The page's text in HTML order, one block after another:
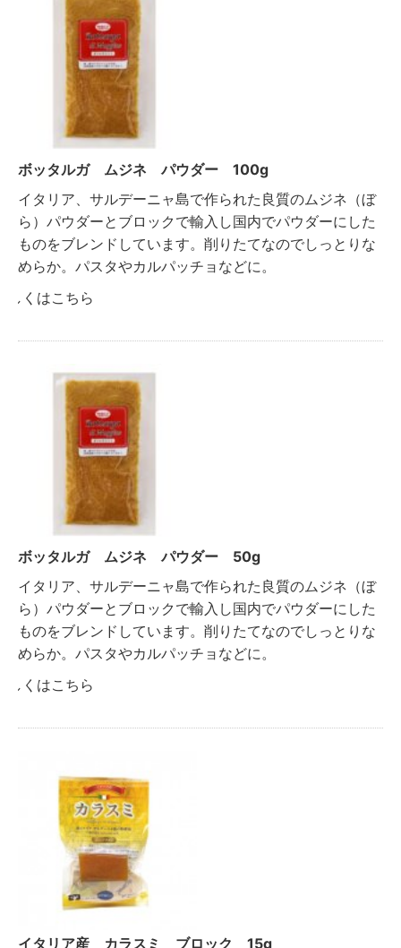
ボッタルガ ムジネ パウダー 100g
イタリア、サルデーニャ島で作られた良質のムジネ（ぼ
ら）パウダーとブロックで輸入し国内でパウダーにした
ものをブレンドしています。削りたてなのでしっとりな
めらか。パスタやカルパッチョなどに。
しくはこちら
ボッタルガ ムジネ パウダー 50g
イタリア、サルデーニャ島で作られた良質のムジネ（ぼ
ら）パウダーとブロックで輸入し国内でパウダーにした
ものをブレンドしています。削りたてなのでしっとりな
めらか。パスタやカルパッチョなどに。
しくはこちら
イタリア産 カラスミ ブロック 15g